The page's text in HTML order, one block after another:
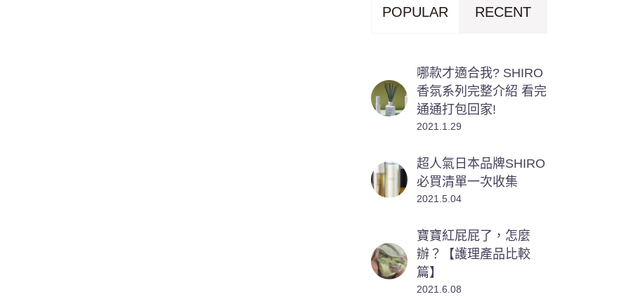
POPULAR RECENT
哪款才適合我? SHIRO
香氛系列完整介紹 看完
通通打包回家!
2021.1.29
超人氣日本品牌SHIRO
必買清單一次收集
2021.5.04
寶寶紅屁屁了，怎麼
辦？【護理產品比較
篇】
2021.6.08